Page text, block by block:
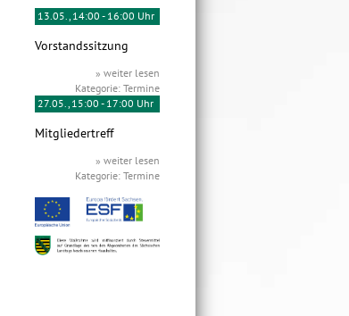
13.05., 14:00 - 16:00 Uhr
Vorstandssitzung
» weiter lesen
Kategorie: Termine
27.05., 15:00 - 17:00 Uhr
Mitgliedertreff
» weiter lesen
Kategorie: Termine